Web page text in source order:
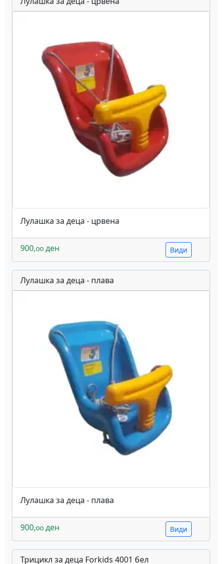
Лулашка за деца - црвена
900,oo ден Види
Лулашка за деца - плава
Лулашка за деца - плава
900,oo ден Види
Трицикл за деца Forkids 4001 бел